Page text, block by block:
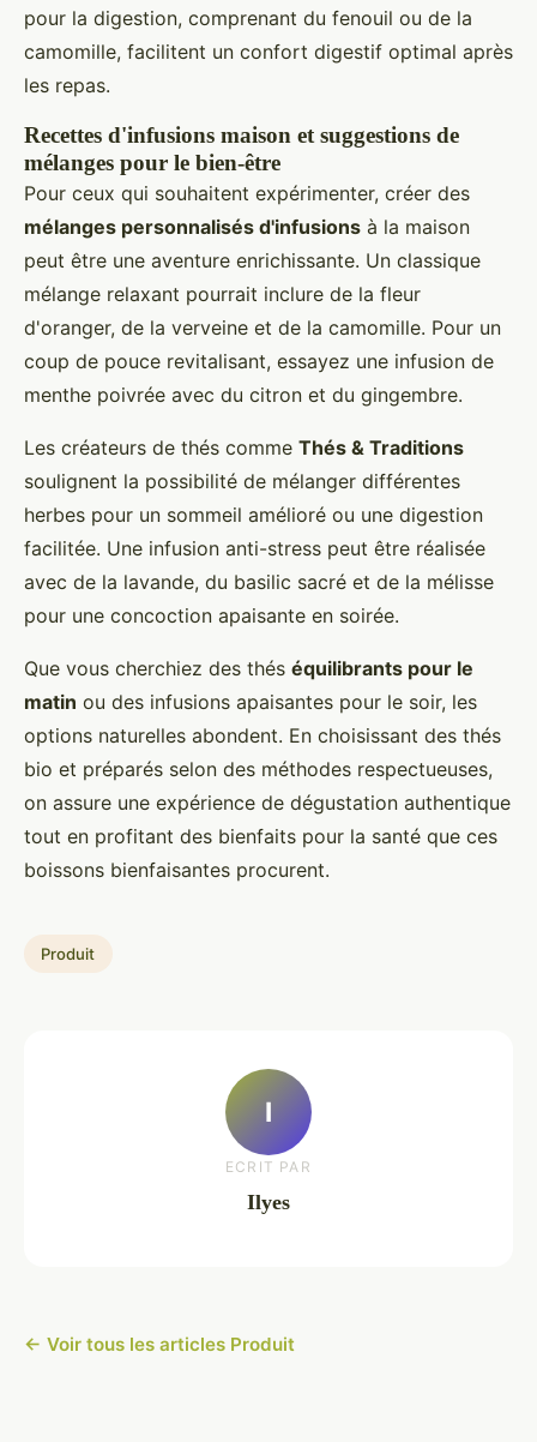
pour la digestion, comprenant du fenouil ou de la
camomille, facilitent un confort digestif optimal après
les repas.
Recettes d'infusions maison et suggestions de
mélanges pour le bien-être
Pour ceux qui souhaitent expérimenter, créer des
mélanges personnalisés d'infusions à la maison
peut être une aventure enrichissante. Un classique
mélange relaxant pourrait inclure de la fleur
d'oranger, de la verveine et de la camomille. Pour un
coup de pouce revitalisant, essayez une infusion de
menthe poivrée avec du citron et du gingembre.
Les créateurs de thés comme Thés & Traditions
soulignent la possibilité de mélanger différentes
herbes pour un sommeil amélioré ou une digestion
facilitée. Une infusion anti-stress peut être réalisée
avec de la lavande, du basilic sacré et de la mélisse
pour une concoction apaisante en soirée.
Que vous cherchiez des thés équilibrants pour le
matin ou des infusions apaisantes pour le soir, les
options naturelles abondent. En choisissant des thés
bio et préparés selon des méthodes respectueuses,
on assure une expérience de dégustation authentique
tout en profitant des bienfaits pour la santé que ces
boissons bienfaisantes procurent.
Produit
I
ECRIT PAR
Ilyes
← Voir tous les articles Produit